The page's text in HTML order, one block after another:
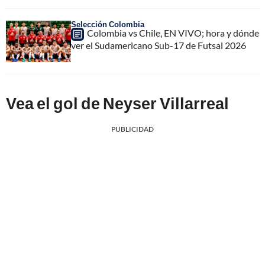
Selección Colombia
Colombia vs Chile, EN VIVO; hora y dónde
ver el Sudamericano Sub-17 de Futsal 2026
Vea el gol de Neyser Villarreal
PUBLICIDAD